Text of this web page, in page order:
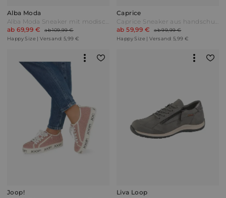
Alba Moda
ab 69,99 €
ab 109,99 €
Happy Size | Versand: 5,99 €
Caprice
ab 59,99 €
ab 99,99 €
Happy Size | Versand: 5,99 €
Joop!
Liva Loop